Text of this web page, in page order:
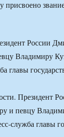
России
Владимиру
главы
Президент
и певцу
служба главы